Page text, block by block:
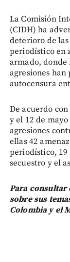
La Comisión
(CIDH) ha
deterioro de
periodístico en
armado, donde
agresiones han
autocensura
De acuerdo
y el 12 de
agresiones
ellas 42
periodístico, 19
secuestro y el
Para
sobre sus
Colombia y el